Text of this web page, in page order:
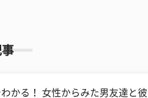
かる！ 女性からみた男友達と彼